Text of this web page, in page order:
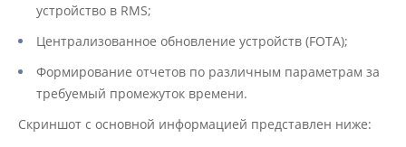
устройство в RMS;
Централизованное обновление устройств (FOTA);
Формирование отчетов по различным параметрам за
требуемый промежуток времени.
Скриншот с основной информацией представлен ниже: